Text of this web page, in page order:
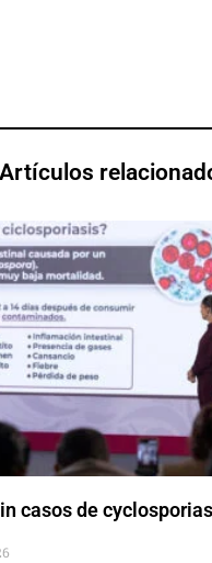
Artículos
casos de